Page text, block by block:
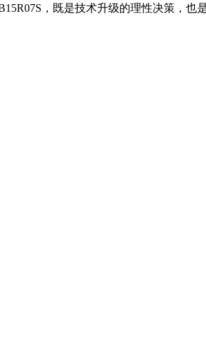
，既是技术升级的理性决策，